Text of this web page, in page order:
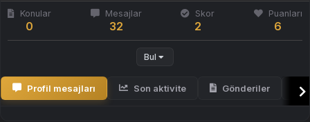
Konular
0
Mesajlar
32
Skor
2
Puanları
6
Bul
Profil mesajları Son aktivite Gönderiler